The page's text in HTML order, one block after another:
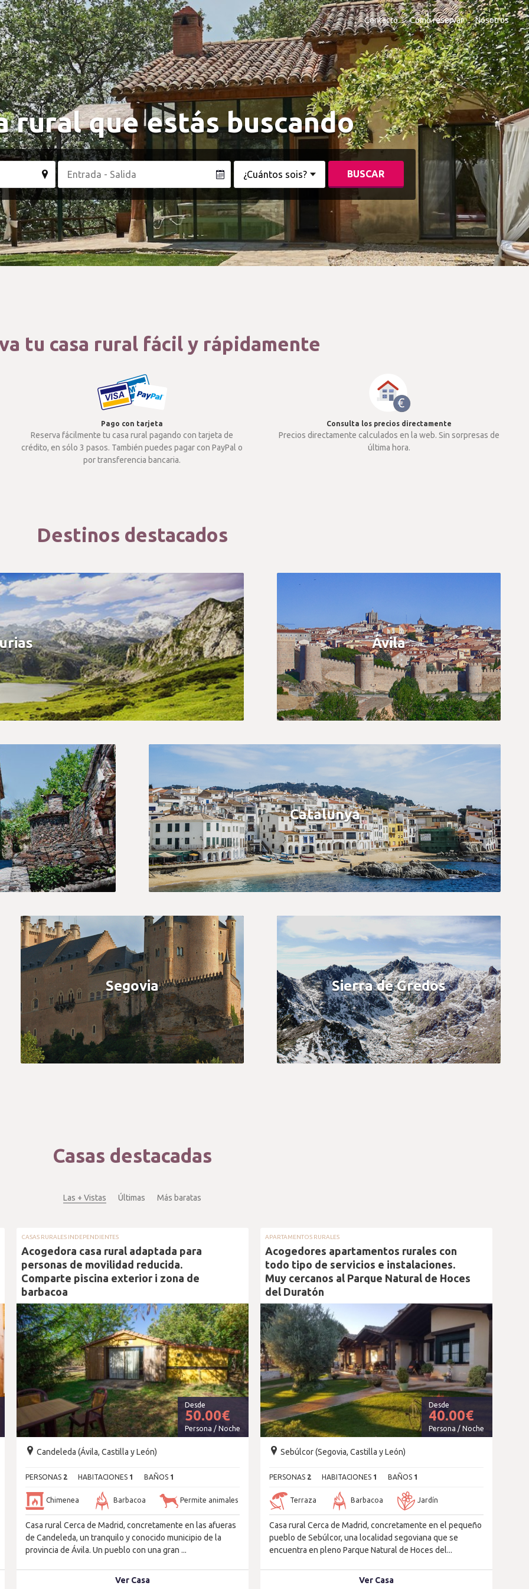
Nosotros
Cómo reservar
Contacto
rural que estás buscando
tu casa rural fácil y rápidamente
Pago con tarjeta
Reserva fácilmente tu casa rural pagando con tarjeta de
crédito, en sólo 3 pasos. También puedes pagar con PayPal o
por transferencia bancaria.
Consulta los precios directamente
Precios directamente calculados en la web. Sin sorpresas de
última hora.
Destinos destacados
Ávila
Catalunya
Segovia Sierra de Gredos
Casas destacadas
Las + Vistas Últimas Más baratas
CASAS RURALES INDEPENDIENTES
Acogedora casa rural adaptada para
personas de movilidad reducida.
Comparte piscina exterior i zona de
barbacoa
Desde
50.00€
Persona / Noche
Candeleda (Ávila, Castilla y León)
PERSONAS 2 HABITACIONES 1 BAÑOS 1
Chimenea Barbacoa Permite animales
Casa rural Cerca de Madrid, concretamente en las afueras
de Candeleda, un tranquilo y conocido municipio de la
provincia de Ávila. Un pueblo con una gran ...
Ver Casa
APARTAMENTOS RURALES
Acogedores apartamentos rurales con
todo tipo de servicios e instalaciones.
Muy cercanos al Parque Natural de Hoces
del Duratón
Desde
40.00€
Persona / Noche
Sebúlcor (Segovia, Castilla y León)
PERSONAS 2 HABITACIONES 1 BAÑOS 1
Terraza Barbacoa Jardín
Casa rural Cerca de Madrid, concretamente en el pequeño
pueblo de Sebúlcor, una localidad segoviana que se
encuentra en pleno Parque Natural de Hoces del...
Ver Casa